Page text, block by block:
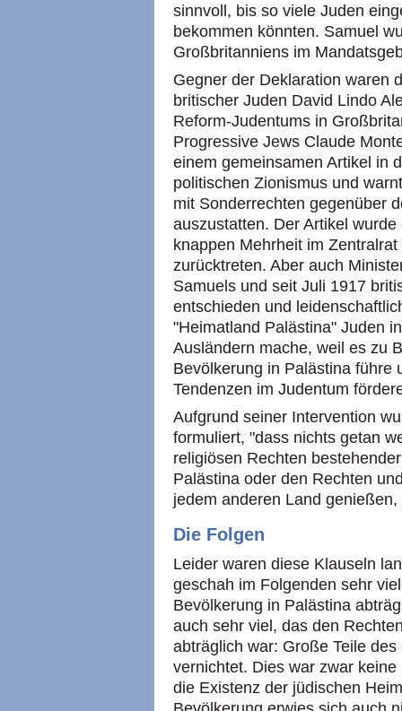
sinnvoll, bis so viele Juden
bekommen könnten. Samuel
Großbritanniens im
Gegner der Deklaration waren
britischer Juden David Lindo
Reform-Judentums in
Progressive Jews Claude
einem gemeinsamen Artikel in
politischen Zionismus und
mit Sonderrechten gegenüber
auszustatten. Der Artikel
knappen Mehrheit im
zurücktreten. Aber auch
Samuels und seit Juli 1917
entschieden und
"Heimatland Palästina" Juden
Ausländern mache, weil es zu
Bevölkerung in Palästina führe
Tendenzen im Judentum
Aufgrund seiner Intervention
formuliert, "dass nichts getan
religiösen Rechten
Palästina oder den Rechten
jedem anderen Land
Die Folgen
Leider waren diese Klauseln
geschah im Folgenden sehr
Bevölkerung in Palästina
auch sehr viel, das den
abträglich war: Große Teile
vernichtet. Dies war zwar
die Existenz der jüdischen